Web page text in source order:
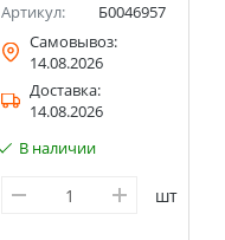
Артикул:
Б0046957
Самовывоз:
14.08.2026
Доставка:
14.08.2026
В наличии
шт